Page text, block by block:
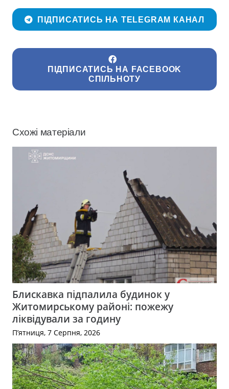
ПІДПИСАТИСЬ НА TELEGRAM КАНАЛ
ПІДПИСАТИСЬ НА FACEBOOK
СПІЛЬНОТУ
Схожі матеріали
Блискавка підпалила будинок у
Житомирському районі: пожежу
ліквідували за годину
П’ятниця, 7 Серпня, 2026